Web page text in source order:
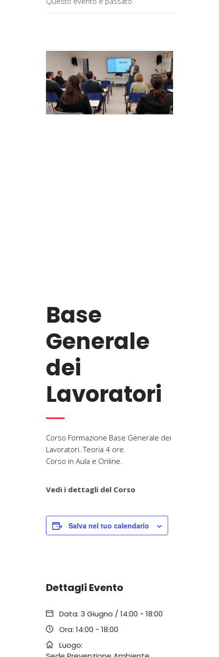
Base
Generale
dei
Lavoratori
Corso Formazione Base Generale dei
Lavoratori. Teoria 4 ore.
Corso in Aula e Online.
Vedi i dettagli del Corso
Salva nel tuo calendario
Dettagli Evento
Data: 3 Giugno / 14:00 - 18:00
Ora: 14:00 - 18:00
Luogo: